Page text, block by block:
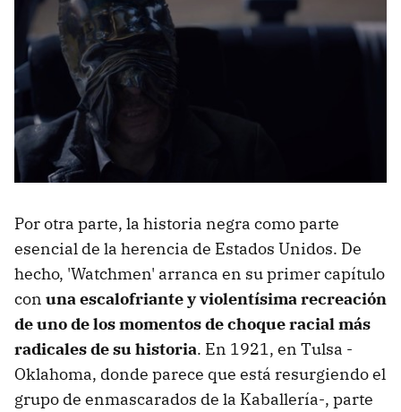
Por otra parte, la historia negra como parte
esencial de la herencia de Estados Unidos. De
hecho, 'Watchmen' arranca en su primer capítulo
con una escalofriante y violentísima recreación
de uno de los momentos de choque racial más
radicales de su historia. En 1921, en Tulsa -
Oklahoma, donde parece que está resurgiendo el
grupo de enmascarados de la Kaballería-, parte